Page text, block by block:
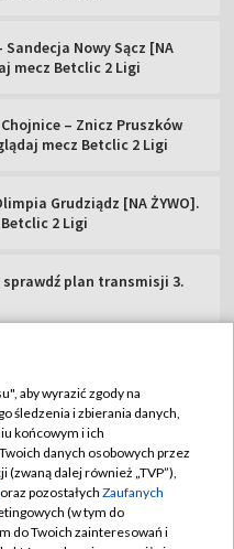
Nowy Sącz [NA
mecz Betclic 2 Ligi
– Znicz Pruszków
mecz Betclic 2 Ligi
Grudziądz [NA ŻYWO].
2 Ligi
sprawdź plan transmisji 3.
TVP
TVP
aby wyrazić zgody na
śledzenia i zbierania danych,
końcowym i ich
danych osobowych przez
(zwaną dalej również „TVP”),
oraz pozostałych Zaufanych
(w tym do
do Twoich zainteresowań i